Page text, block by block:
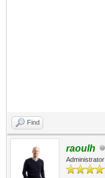
Find
raoulh
Administrator